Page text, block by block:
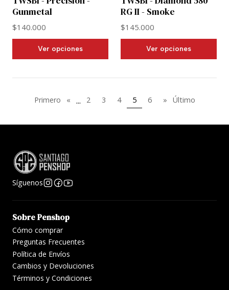
Gunmetal
$140.000
Ver opciones
RG II - Smoke
$145.000
Ver opciones
Primero « ... 2 3 4 5 6 » Último
Síguenos
Sobre Penshop
Cómo comprar
Preguntas Frecuentes
Política de Envíos
Cambios y Devoluciones
Términos y Condiciones